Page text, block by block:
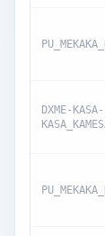
DXME-KASA-